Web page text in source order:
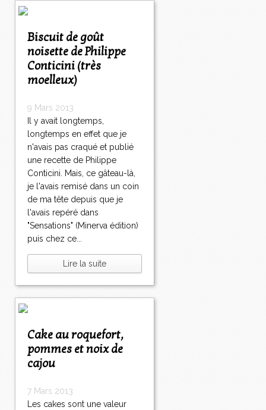
Biscuit de goût
noisette de Philippe
Conticini (très
moelleux)
9 Mars 2013
Il y avait longtemps,
longtemps en effet que je
n'avais pas craqué et publié
une recette de Philippe
Conticini. Mais, ce gâteau-là,
je l'avais remisé dans un coin
de ma tête depuis que je
l'avais repéré dans
"Sensations" (Minerva édition)
puis chez ce...
Lire la suite
Cake au roquefort,
pommes et noix de
cajou
7 Mars 2013
Les cakes sont une valeur